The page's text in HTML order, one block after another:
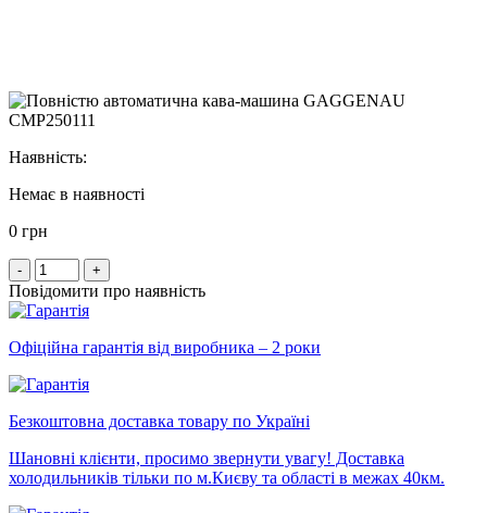
Наявність:
Немає в наявності
0 грн
- +
Повідомити про наявність
Офіційна гарантія від виробника – 2 роки
Безкоштовна доставка товару по Україні
Шановні клієнти, просимо звернути увагу! Доставка
холодильників тільки по м.Києву та області в межах 40км.